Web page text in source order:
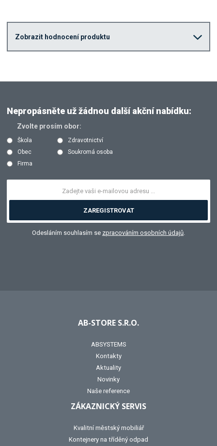
Zobrazit hodnocení produktu
Nepropásněte už žádnou další akční nabídku:
Zvolte prosím obor:
Škola
Zdravotnictví
Obec
Soukromá osoba
Firma
ZAREGISTROVAT
Odesláním souhlasím se zpracováním osobních údajů
AB-STORE S.R.O.
ABSYSTEMS
Kontakty
Aktuality
Novinky
Naše reference
ZÁKAZNICKÝ SERVIS
Kvalitní městský mobiliář
Kontejnery na tříděný odpad